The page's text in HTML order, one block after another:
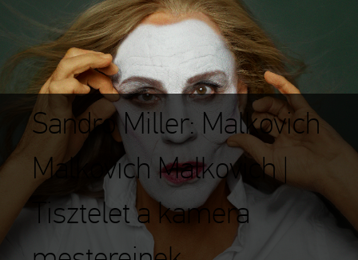
Sandro Miller: Malkovich
Malkovich Malkovich |
Tisztelet a kamera